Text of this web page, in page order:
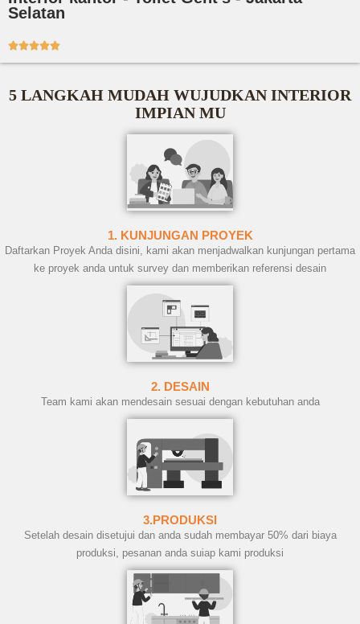
Selatan

5 LANGKAH MUDAH WUJUDKAN INTERIOR
IMPIAN MU
1. KUNJUNGAN PROYEK
Daftarkan Proyek Anda disini, kami akan menjadwalkan kunjungan pertama
ke proyek anda untuk survey dan memberikan referensi desain
2. DESAIN
Team kami akan mendesain sesuai dengan kebutuhan anda
3.PRODUKSI
Setelah desain disetujui dan anda sudah membayar 50% dari biaya
produksi, pesanan anda suiap kami produksi